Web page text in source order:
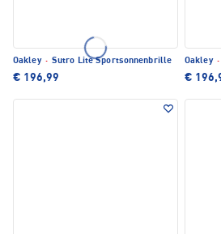
Oakley · Sutro Lite Sportsonnenbrille
€ 196,99
Oakley ·
€